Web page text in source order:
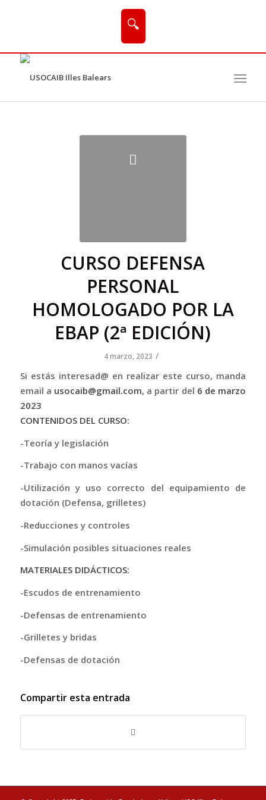
🔍
CURSO DEFENSA
PERSONAL
HOMOLOGADO POR LA
EBAP (2ª EDICIÓN)
4 marzo, 2023 /
Si estás interesad@ en realizar este curso, manda
email a usocaib@gmail.com, a partir del 6 de marzo
2023
CONTENIDOS DEL CURSO:
-Teoría y legislación
-Trabajo con manos vacías
-Utilización y uso correcto del equipamiento de
dotación (Defensa, grilletes)
-Reducciones y controles
-Simulación posibles situaciones reales
MATERIALES DIDÁCTICOS:
-Escudos de entrenamiento
-Defensas de entrenamiento
-Grilletes y bridas
-Defensas de dotación
Compartir esta entrada